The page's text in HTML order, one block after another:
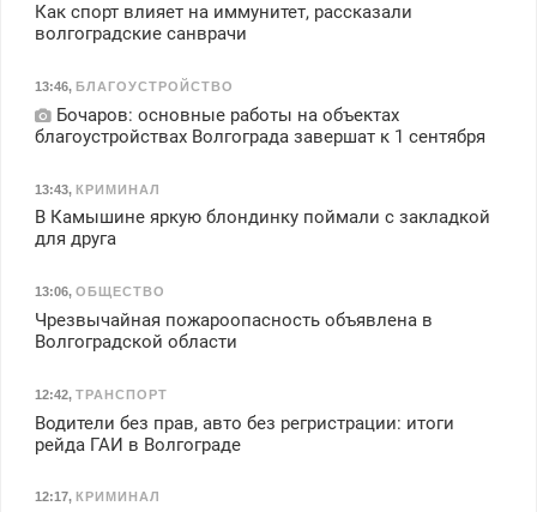
Как спорт влияет на иммунитет, рассказали
волгоградские санврачи
13:46, БЛАГОУСТРОЙСТВО
Бочаров: основные работы на объектах
благоустройствах Волгограда завершат к 1 сентября
13:43, КРИМИНАЛ
В Камышине яркую блондинку поймали с закладкой
для друга
13:06, ОБЩЕСТВО
Чрезвычайная пожароопасность объявлена в
Волгоградской области
12:42, ТРАНСПОРТ
Водители без прав, авто без регристрации: итоги
рейда ГАИ в Волгограде
12:17, КРИМИНАЛ